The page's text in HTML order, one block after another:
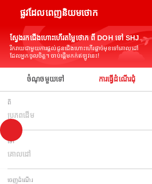
ផ្លូវដែលពេញនិយមថោក
ស្វែងរកជើងហោះហើរតម្លៃថោក ពី DOH ទៅ SHJ
រីករាយជាមួយការផ្តល់ជូនជើងហោះហើរផ្តាច់មុខទៅគោលដៅ
ដែលអ្នកចូលចិត្ត។ ចាប់ផ្តើមកក់ឥឡូវនេះ!
ចំណុចមួយទៅ ការធ្វើដំណើរជុំ
ពី
ប្រភពដើម
ទៅ
គោលដៅ
ចេញដំណើរ